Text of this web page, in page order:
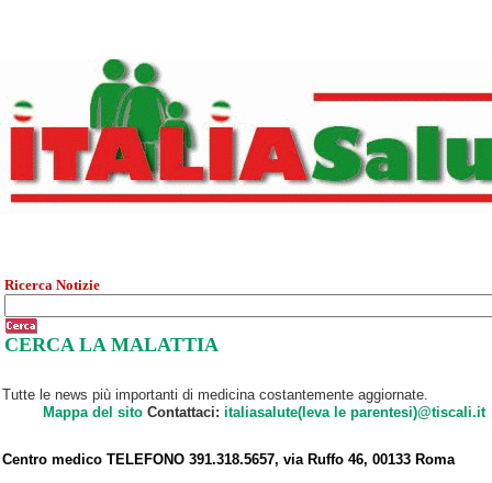
Ricerca Notizie
CERCA LA MALATTIA
Tutte le news più importanti di medicina costantemente aggiornate.
Mappa del sitoContattaci: italiasalute(leva le parentesi)@tiscali.it
Centro medico TELEFONO 391.318.5657, via Ruffo 46, 00133 Roma